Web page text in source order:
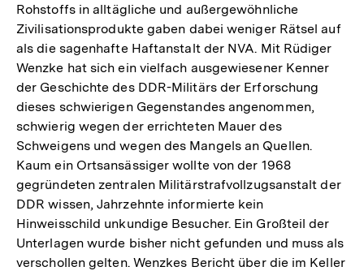
Rohstoffs in alltägliche und außergewöhnliche
Zivilisationsprodukte gaben dabei weniger Rätsel auf
als die sagenhafte Haftanstalt der NVA. Mit Rüdiger
Wenzke hat sich ein vielfach ausgewiesener Kenner
der Geschichte des DDR-Militärs der Erforschung
dieses schwierigen Gegenstandes angenommen,
schwierig wegen der errichteten Mauer des
Schweigens und wegen des Mangels an Quellen.
Kaum ein Ortsansässiger wollte von der 1968
gegründeten zentralen Militärstrafvollzugsanstalt der
DDR wissen, Jahrzehnte informierte kein
Hinweisschild unkundige Besucher. Ein Großteil der
Unterlagen wurde bisher nicht gefunden und muss als
verschollen gelten. Wenzkes Bericht über die im Keller